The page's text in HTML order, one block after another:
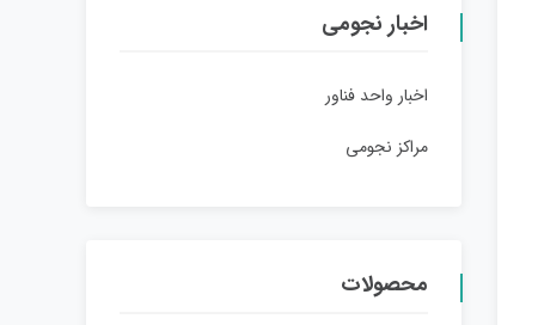
اخبار نجومی
اخبار واحد فناور
مراکز نجومی
محصولات